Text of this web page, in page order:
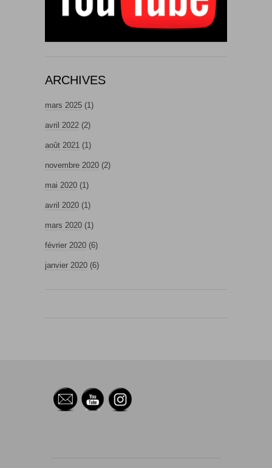
ARCHIVES
mars 2025 (1)
avril 2022 (2)
août 2021 (1)
novembre 2020 (2)
mai 2020 (1)
avril 2020 (1)
mars 2020 (1)
février 2020 (6)
janvier 2020 (6)